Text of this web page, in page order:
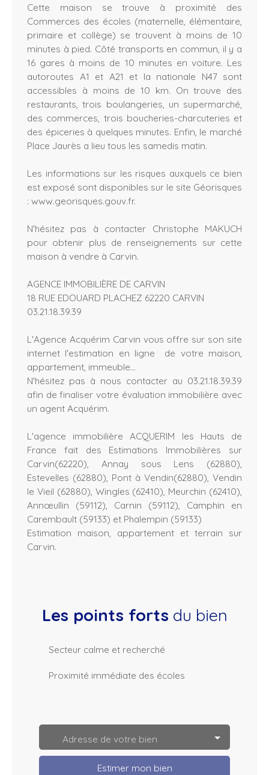
Cette maison se trouve à proximité des
Commerces des écoles (maternelle, élémentaire,
primaire et collège) se trouvent à moins de 10
minutes à pied. Côté transports en commun, il y a
16 gares à moins de 10 minutes en voiture. Les
autoroutes A1 et A21 et la nationale N47 sont
accessibles à moins de 10 km. On trouve des
restaurants, trois boulangeries, un supermarché,
des commerces, trois boucheries-charcuteries et
des épiceries à quelques minutes. Enfin, le marché
Place Jaurès a lieu tous les samedis matin.
Les informations sur les risques auxquels ce bien
est exposé sont disponibles sur le site Géorisques
: www.georisques.gouv.fr.
N'hésitez pas à contacter Christophe MAKUCH
pour obtenir plus de renseignements sur cette
maison à vendre à Carvin.
AGENCE IMMOBILIÈRE DE CARVIN
18 RUE EDOUARD PLACHEZ 62220 CARVIN
03.21.18.39.39
L'Agence Acquérim Carvin vous offre sur son site
internet l'estimation en ligne de votre maison,
appartement, immeuble...
N'hésitez pas à nous contacter au 03.21.18.39.39
afin de finaliser votre évaluation immobilière avec
un agent Acquérim.
L'agence immobilière ACQUERIM les Hauts de
France fait des Estimations Immobilières sur
Carvin(62220), Annay sous Lens (62880),
Estevelles (62880), Pont à Vendin(62880), Vendin
le Vieil (62880), Wingles (62410), Meurchin (62410),
Annœullin (59112), Carnin (59112), Camphin en
Carembault (59133) et Phalempin (59133)
Estimation maison, appartement et terrain sur
Carvin.
Les points forts du bien
Secteur calme et recherché
Proximité immédiate des écoles
Adresse de votre bien
Estimer mon bien